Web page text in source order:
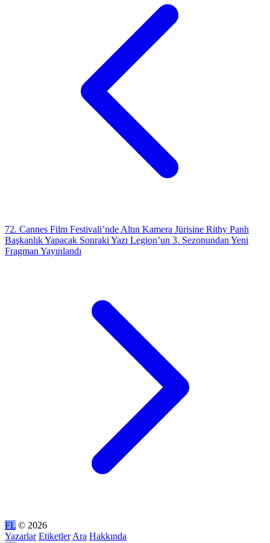
72. Cannes Film Festivali’nde Altın Kamera Jürisine Rithy Panh
Başkanlık Yapacak Sonraki Yazı Legion’un 3. Sezonundan Yeni
Fragman Yayınlandı
FL © 2026
Yazarlar Etiketler Ara Hakkında